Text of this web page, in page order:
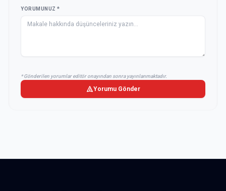
YORUMUNUZ *
* Gönderilen yorumlar editör onayından sonra yayınlanmaktadır.
Yorumu Gönder